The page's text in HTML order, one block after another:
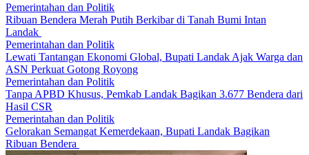
Pemerintahan dan Politik
Ribuan Bendera Merah Putih Berkibar di Tanah Bumi Intan
Landak
Pemerintahan dan Politik
Lewati Tantangan Ekonomi Global, Bupati Landak Ajak Warga dan
ASN Perkuat Gotong Royong
Pemerintahan dan Politik
Tanpa APBD Khusus, Pemkab Landak Bagikan 3.677 Bendera dari
Hasil CSR
Pemerintahan dan Politik
Gelorakan Semangat Kemerdekaan, Bupati Landak Bagikan
Ribuan Bendera